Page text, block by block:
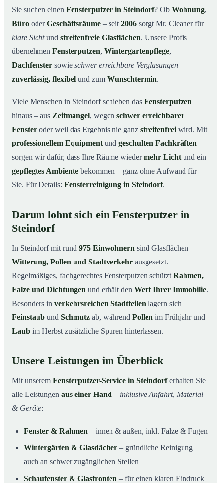
03Unsere Leistungen im Überblick
04Warum Mr. Cleaner in Steindorf?
05So funktioniert’s
07Jetzt kostenloses Angebot einholen
im Einsatz
Sie suchen einen Fensterputzer in Steindorf? Ob Wohnung,
Büro oderGeschäftsräume – seit 2006 sorgt Mr. Cleaner für
klare Sichtund streifenfreie Glasflächen. Unsere Profis
übernehmen Fensterputzen, Wintergartenpflege,
Dachfenster sowie schwer erreichbare Verglasungen –
zuverlässig, flexibel und zum Wunschtermin.
Viele Menschen in Steindorf schieben das Fensterputzen
hinaus – aus Zeitmangel, wegen schwer erreichbarer
Fenster oder weil das Ergebnis nie ganz streifenfrei wird. Mit
professionellem Equipment und geschulten Fachkräften
sorgen wir dafür, dass Ihre Räume wiedermehr Licht und ein
gepflegtes Ambiente bekommen – ganz ohne Aufwand für
Sie. Für Details: Fensterreinigung in Steindorf.
Darum lohnt sich ein Fensterputzer in
Steindorf
In Steindorf mit rund 975 Einwohnern sind Glasflächen
Witterung, Pollen und Stadtverkehr ausgesetzt.
Regelmäßiges, fachgerechtes Fensterputzen schützt Rahmen,
Falze und Dichtungen und erhält den Wert Ihrer Immobilie.
Besonders in verkehrsreichen Stadtteilen lagern sich
Feinstaub und Schmutz ab, während Pollen im Frühjahr und
Laub im Herbst zusätzliche Spuren hinterlassen.
Unsere Leistungen im Überblick
Mit unserem Fensterputzer-Service in Steindorferhalten Sie
alle Leistungen aus einer Hand – inklusive Anfahrt, Material
& Geräte:
Fenster & Rahmen – innen & außen, inkl. Falze & Fugen
Wintergärten & Glasdächer – gründliche Reinigung
auch an schwer zugänglichen Stellen
Schaufenster & Glasfronten – für einen klaren Eindruck